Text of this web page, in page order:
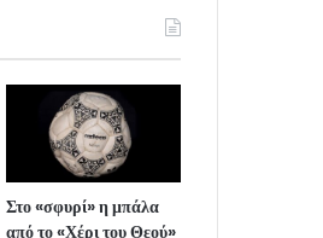
Στο «σφυρί» η μπάλα
από το «Χέρι του Θεού»